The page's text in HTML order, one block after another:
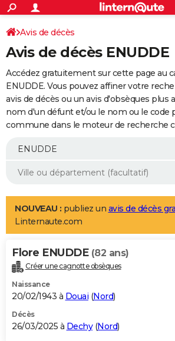
ACTUALITÉS
Politique
Société
Faits Divers
Education
Monde
Villes
+
SPORT
Coupe du monde 2026
Football
Tennis
Cyclisme
Rugby
Forum
Programme TV
TNT
Streaming
Cinéma
Sorties cinéma
Musique
+
FINANCE
Retraite
Epargne
Immobilier
Risques naturels par ville
Banque
Assurance
AUTO
Essais
Réserver un essai
Citadines
Berlines
SUV
Forum auto
+
Mobiles
Meilleur smartphone
Internet
Ordinateurs
Jeux vidéo
Guide high-tech
Aménagement intérieur
LIFESTYLE
Art de vivre
Bien-être
Loisirs
Mode
Modes de vie
Alimentation
Guide de la santé
Maladies
Médicaments
Sommeil
VOYAGE
Destinations
City break
Voyage nature
Voyage de noces
Forum
Climat
+PHOTO
GUIDES D'ACHAT
BONS PLANS
Avis de décès
Avis de décès ENUDDE
Accédez gratuitement sur cette page au
ENUDDE. Vous pouvez affiner votre
avis de décès ou un avis d'obsèques plus
nom d'un défunt et/ou le nom ou le code
commune dans le moteur de recherche
NOUVEAU : publiez un avis de décès
Linternaute.com
Flore ENUDDE (82 ans)
Créer une cagnotte obsèques
Naissance
20/02/1943 à Douai (Nord)
Décès
26/03/2025 à Dechy(Nord)